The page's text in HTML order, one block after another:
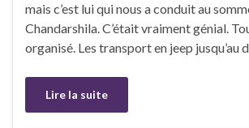
mais c’est lui qui nous a conduit au
Chandarshila. C’était vraiment génial.
organisé. Les transport en jeep jusqu’au
Lire la suite